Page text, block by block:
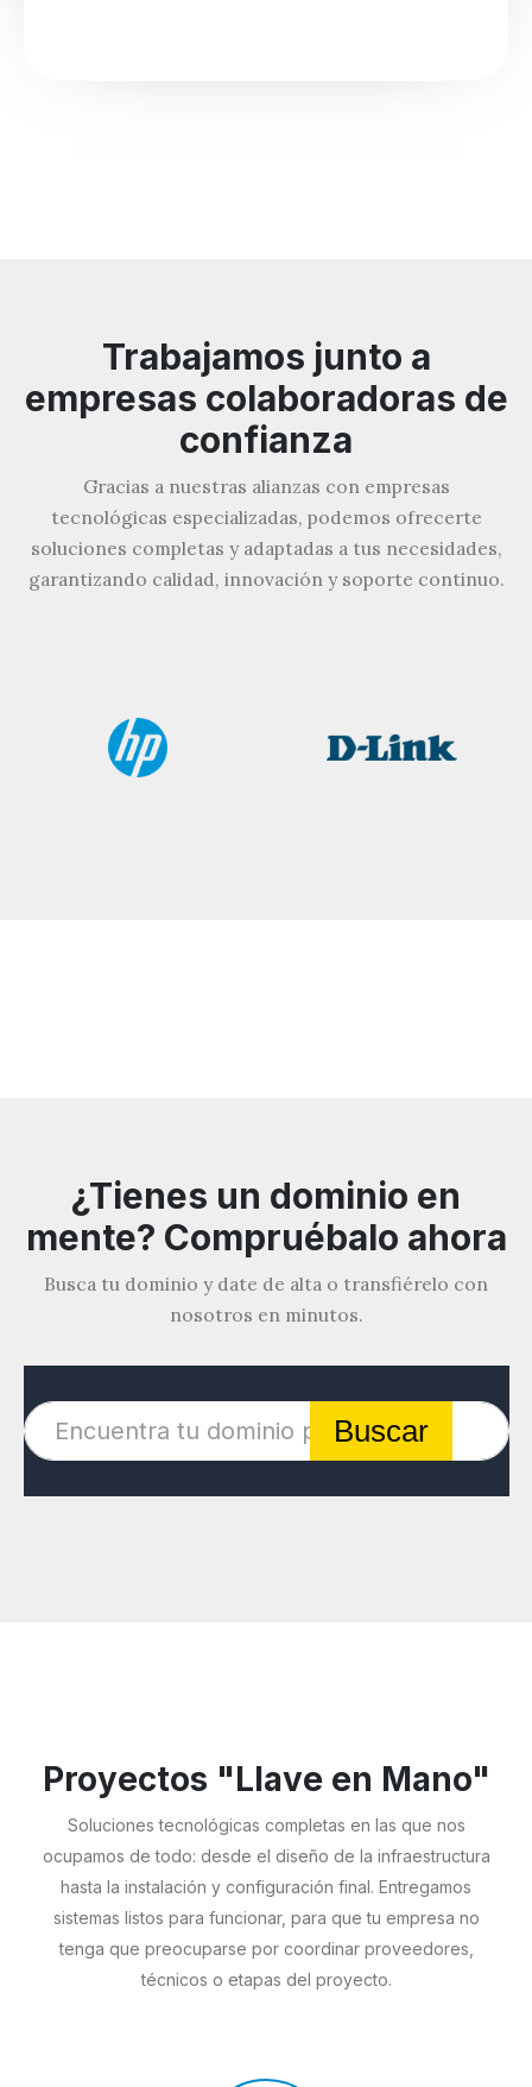
Trabajamos junto a
empresas colaboradoras de
confianza
Gracias a nuestras alianzas con empresas
tecnológicas especializadas, podemos ofrecerte
soluciones completas y adaptadas a tus necesidades,
garantizando calidad, innovación y soporte continuo.
¿Tienes un dominio en
mente? Compruébalo ahora
Busca tu dominio y date de alta o transfiérelo con
nosotros en minutos.
Buscar
Proyectos "Llave en Mano"
Soluciones tecnológicas completas en las que nos
ocupamos de todo: desde el diseño de la infraestructura
hasta la instalación y configuración final. Entregamos
sistemas listos para funcionar, para que tu empresa no
tenga que preocuparse por coordinar proveedores,
técnicos o etapas del proyecto.